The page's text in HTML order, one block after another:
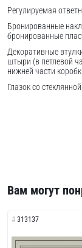
Регулируемая
Бронированные
бронированные
Декоративные
штыри (в петлевой
нижней части
Глазок со
Вам могут
313137